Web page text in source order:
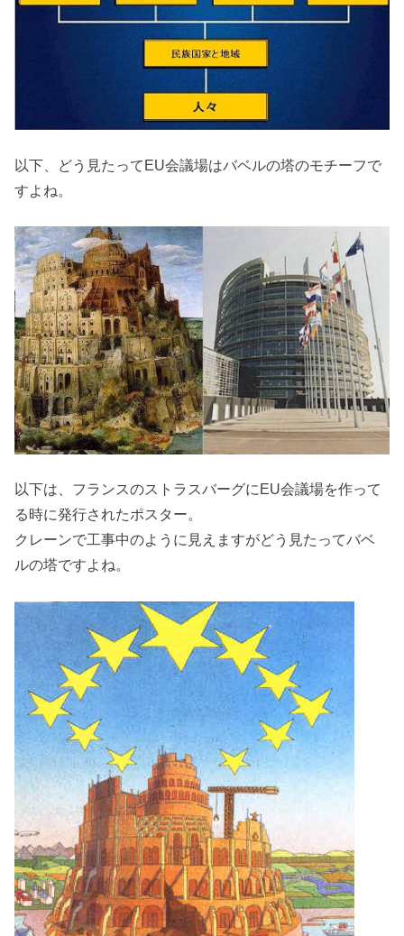
以下、どう見たってEU会議場はバベルの塔のモチーフで
すよね。
以下は、フランスのストラスバーグにEU会議場を作って
る時に発行されたポスター。
クレーンで工事中のように見えますがどう見たってバベ
ルの塔ですよね。